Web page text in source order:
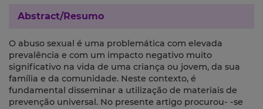
Abstract/Resumo
O abuso sexual é uma problemática com elevada
prevalência e com um impacto negativo muito
significativo na vida de uma criança ou jovem, da sua
família e da comunidade. Neste contexto, é
fundamental disseminar a utilização de materiais de
prevenção universal. No presente artigo procurou- -se